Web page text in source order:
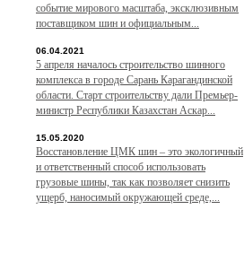
событие мирового масштаба, эксклюзивным
поставщиком шин и официальным...
06.04.2021
5 апреля началось строительство шинного
комплекса в городе Сарань Карагандинской
области. Старт строительству дали Премьер-
министр Республики Казахстан Аскар...
15.05.2020
Восстановление ЦМК шин – это экологичный
и ответственный способ использовать
грузовые шины, так как позволяет снизить
ущерб, наносимый окружающей среде,...